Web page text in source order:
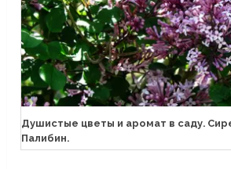
Душистые цветы и аромат в саду.
Палибин.